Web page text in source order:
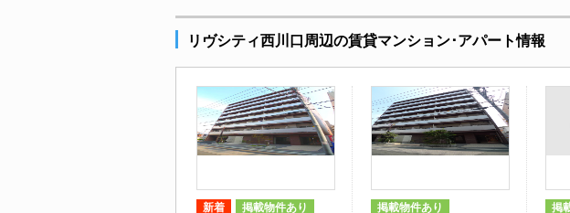
リヴシティ西川口周辺の賃貸マンション･アパート情報
新着 掲載物件あり 掲載物件あり 掲